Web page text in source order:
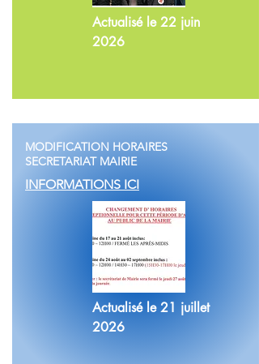
Actualisé le 22 juin
2026
MODIFICATION HORAIRES
SECRETARIAT MAIRIE
INFORMATIONS ICI
Actualisé le 21 juillet
2026